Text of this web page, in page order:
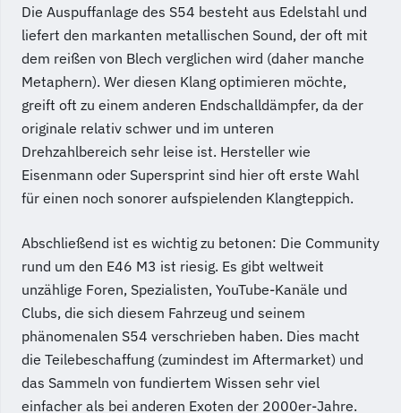
Die Auspuffanlage des S54 besteht aus Edelstahl und
liefert den markanten metallischen Sound, der oft mit
dem reißen von Blech verglichen wird (daher manche
Metaphern). Wer diesen Klang optimieren möchte,
greift oft zu einem anderen Endschalldämpfer, da der
originale relativ schwer und im unteren
Drehzahlbereich sehr leise ist. Hersteller wie
Eisenmann oder Supersprint sind hier oft erste Wahl
für einen noch sonorer aufspielenden Klangteppich.
Abschließend ist es wichtig zu betonen: Die Community
rund um den E46 M3 ist riesig. Es gibt weltweit
unzählige Foren, Spezialisten, YouTube-Kanäle und
Clubs, die sich diesem Fahrzeug und seinem
phänomenalen S54 verschrieben haben. Dies macht
die Teilebeschaffung (zumindest im Aftermarket) und
das Sammeln von fundiertem Wissen sehr viel
einfacher als bei anderen Exoten der 2000er-Jahre.